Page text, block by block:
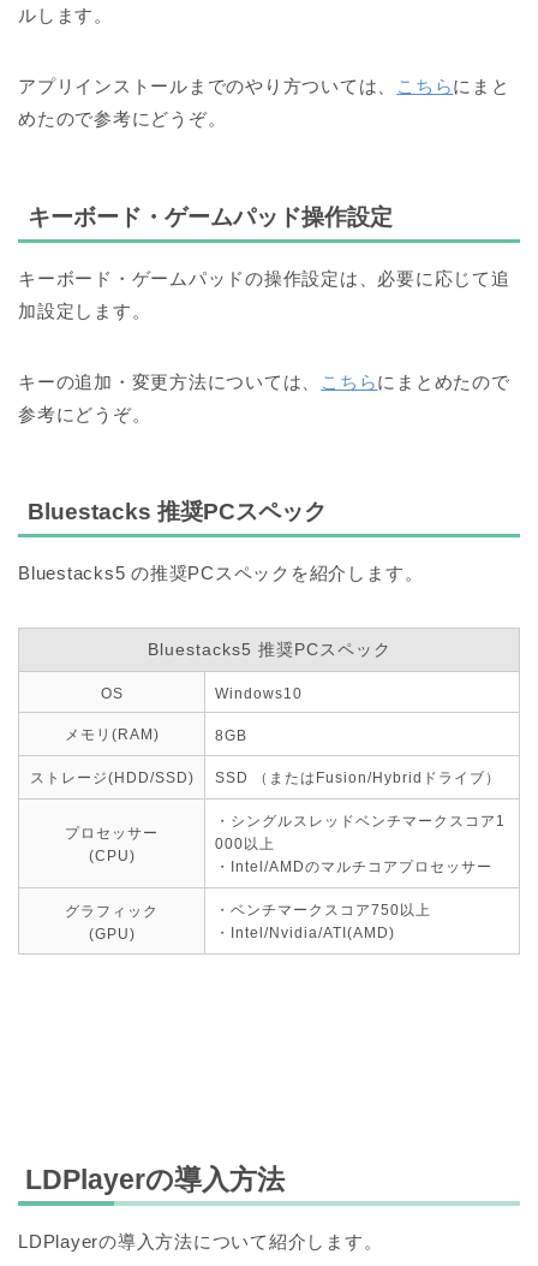
ルします。
アプリインストールまでのやり方ついては、 こちらにまと
めたので参考にどうぞ。
キーボード・ゲームパッド操作設定
キーボード・ゲームパッドの操作設定は、必要に応じて追
加設定します。
キーの追加・変更方法については、 こちらにまとめたので
参考にどうぞ。
Bluestacks 推奨PCスペック
Bluestacks5 の推奨PCスペックを紹介します。
Bluestacks5 推奨PCスペック
OS Windows10
メモリ(RAM) 8GB
ストレージ(HDD/SSD) SSD （またはFusion/Hybridドライブ）
プロセッサー
(CPU)
・シングルスレッドベンチマークスコア1
000以上
・Intel/AMDのマルチコアプロセッサー
グラフィック
(GPU)
・ベンチマークスコア750以上
・Intel/Nvidia/ATI(AMD)
LDPlayerの導入方法
LDPlayerの導入方法について紹介します。